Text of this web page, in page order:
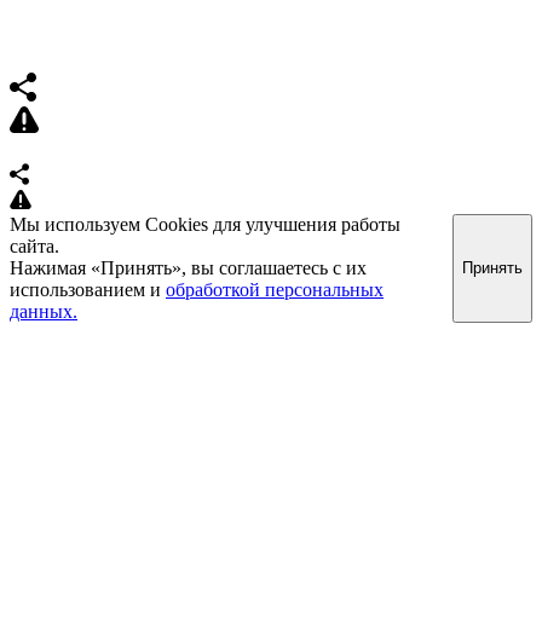
Мы используем Cookies для улучшения работы
сайта.
Нажимая «Принять», вы соглашаетесь с их
использованием и обработкой персональных
данных.
Принять